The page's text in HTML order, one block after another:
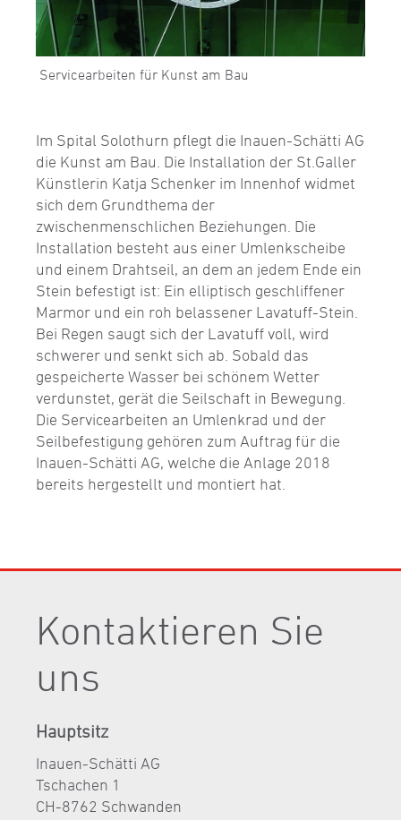
Servicearbeiten für Kunst am Bau
Im Spital Solothurn pflegt die Inauen-Schätti AG
die Kunst am Bau. Die Installation der St.Galler
Künstlerin Katja Schenker im Innenhof widmet
sich dem Grundthema der
zwischenmenschlichen Beziehungen. Die
Installation besteht aus einer Umlenkscheibe
und einem Drahtseil, an dem an jedem Ende ein
Stein befestigt ist: Ein elliptisch geschliffener
Marmor und ein roh belassener Lavatuff-Stein.
Bei Regen saugt sich der Lavatuff voll, wird
schwerer und senkt sich ab. Sobald das
gespeicherte Wasser bei schönem Wetter
verdunstet, gerät die Seilschaft in Bewegung.
Die Servicearbeiten an Umlenkrad und der
Seilbefestigung gehören zum Auftrag für die
Inauen-Schätti AG, welche die Anlage 2018
bereits hergestellt und montiert hat.
Kontaktieren Sie
uns
Hauptsitz
Inauen-Schätti AG
Tschachen 1
CH-8762 Schwanden